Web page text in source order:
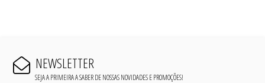
NEWSLETTER
SEJA A PRIMEIRA A SABER DE NOSSAS NOVIDADES E PROMOÇÕES!